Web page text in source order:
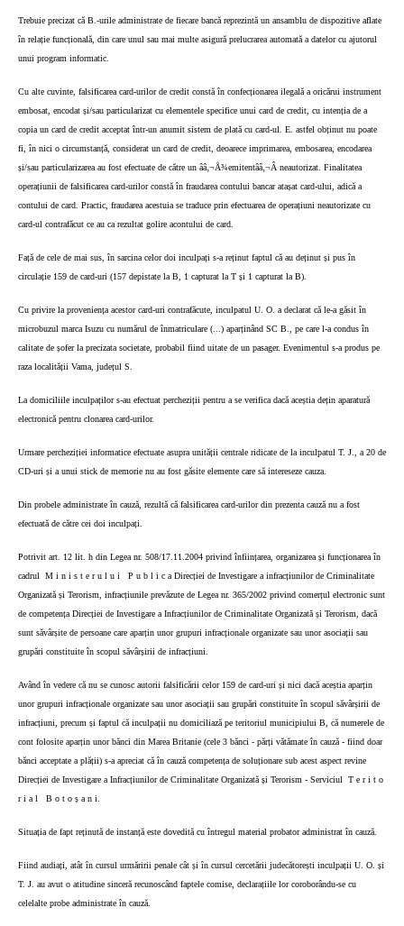
Trebuie precizat că B.-urile administrate de fiecare bancă reprezintă un ansamblu de dispozitive aflate
în relație funcțională, din care unul sau mai multe asigură prelucrarea automată a datelor cu ajutorul
unui program informatic.
Cu alte cuvinte, falsificarea card-urilor de credit constă în confecționarea ilegală a oricărui instrument
embosat, encodat și/sau particularizat cu elementele specifice unui card de credit, cu intenția de a
copia un card de credit acceptat într-un anumit sistem de plată cu card-ul. E. astfel obținut nu poate
fi, în nici o circumstanță, considerat un card de credit, deoarece imprimarea, embosarea, encodarea
și/sau particularizarea au fost efectuate de către un ââ‚¬Å¾emitentââ‚¬Â neautorizat. Finalitatea
operațiunii de falsificarea card-urilor constă în fraudarea contului bancar atașat card-ului, adică a
contului de card. Practic, fraudarea acestuia se traduce prin efectuarea de operațiuni neautorizate cu
card-ul contrafăcut ce au ca rezultat golire acontului de card.
Față de cele de mai sus, în sarcina celor doi inculpați s-a reținut faptul că au deținut și pus în
circulație 159 de card-uri (157 depistate la B, 1 capturat la T și 1 capturat la B).
Cu privire la proveniența acestor card-uri contrafăcute, inculpatul U. O. a declarat că le-a găsit în
microbuzul marca Isuzu cu numărul de înmatriculare (...) aparținând SC B., pe care l-a condus în
calitate de șofer la precizata societate, probabil fiind uitate de un pasager. Evenimentul s-a produs pe
raza localității Vama, județul S.
La domiciliile inculpaților s-au efectuat percheziții pentru a se verifica dacă aceștia dețin aparatură
electronică pentru clonarea card-urilor.
Urmare percheziției informatice efectuate asupra unității centrale ridicate de la inculpatul T. J., a 20 de
CD-uri și a unui stick de memorie nu au fost găsite elemente care să intereseze cauza.
Din probele administrate în cauză, rezultă că falsificarea card-urilor din prezenta cauză nu a fost
efectuată de către cei doi inculpați.
Potrivit art. 12 lit. h din Legea nr. 508/17.11.2004 privind înființarea, organizarea și funcționarea în
cadrul
M i n i s t e r u l u i
P u b l i c a Direcției de Investigare a infracțiunilor de Criminalitate
Organizată și Terorism, infracțiunile prevăzute de Legea nr. 365/2002 privind comerțul electronic sunt
de competența Direcției de Investigare a Infracțiunilor de Criminalitate Organizată și Terorism, dacă
sunt săvârșite de persoane care aparțin unor grupuri infracționale organizate sau unor asociații sau
grupări constituite în scopul săvârșirii de infracțiuni.
Având în vedere că nu se cunosc autorii falsificării celor 159 de card-uri și nici dacă aceștia aparțin
unor grupuri infracționale organizate sau unor asociații sau grupări constituite în scopul săvârșirii de
infracțiuni, precum și faptul că inculpații nu domiciliază pe teritoriul municipiului B, că numerele de
cont folosite aparțin unor bănci din Marea Britanie (cele 3 bănci - părți vătămate în cauză - fiind doar
bănci acceptate a plății) s-a apreciat că în cauză competența de soluționare sub acest aspect revine
Direcției de Investigare a Infracțiunilor de Criminalitate Organizată și Terorism - Serviciul
T e r i t o
r i a l
B o t o ș a n i.
Situația de fapt reținută de instanță este dovedită cu întregul material probator administrat în cauză.
Fiind audiați, atât în cursul urmăririi penale cât și în cursul cercetării judecătorești inculpații U. O. și
T. J. au avut o atitudine sinceră recunoscând faptele comise, declarațiile lor coroborându-se cu
celelalte probe administrate în cauză.